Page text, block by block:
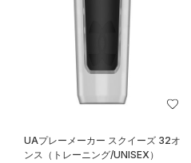
UAプレーメーカー スクイーズ 32オ
ンス（トレーニング/UNISEX）